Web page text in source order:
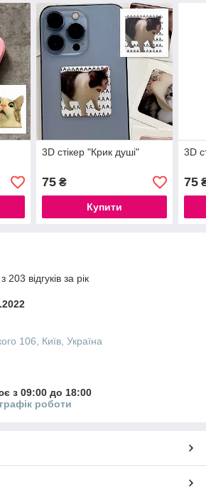
3D стікер "Крик душі"
75₴
Купити
3D
75
відгуків за рік
106, Київ, Україна
з 09:00 до 18:00
роботи